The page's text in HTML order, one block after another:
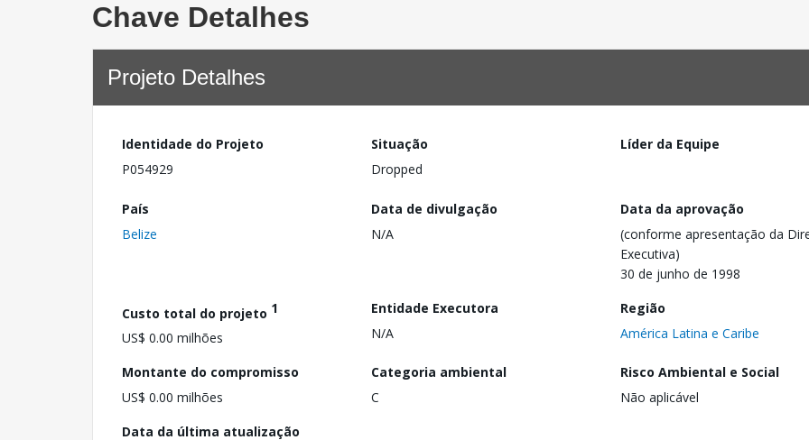
Chave Detalhes
Projeto Detalhes
Identidade do Projeto
P054929
Situação
Dropped
Líder da Equipe
País
Belize
Data de divulgação
N/A
Data da aprovação
(conforme apresentação da
Executiva)
30 de junho de 1998
Custo total do projeto 1
US$ 0.00 milhões
Entidade Executora
N/A
Região
América Latina e Caribe
Montante do compromisso
US$ 0.00 milhões
Categoria ambiental
C
Risco Ambiental e Social
Não aplicável
Data da última atualização